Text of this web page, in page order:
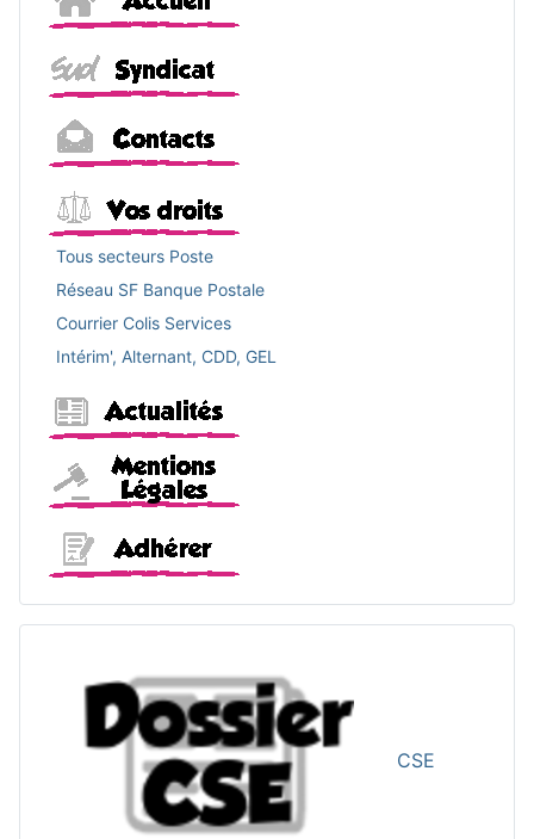
Tous secteurs Poste
Réseau SF Banque Postale
Courrier Colis Services
Intérim', Alternant, CDD, GEL
CSE